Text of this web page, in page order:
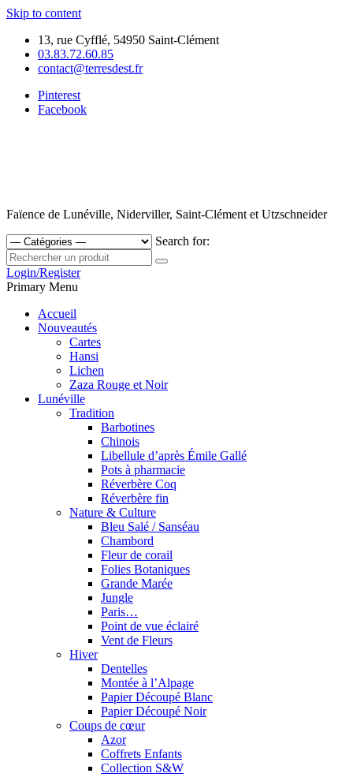
Skip to content
13, rue Cyfflé, 54950 Saint-Clément
03.83.72.60.85
contact@terresdest.fr
Pinterest
Facebook
Faïence de Lunéville, Niderviller, Saint-Clément et Utzschneider
Search for:
Login/Register
Primary Menu
Accueil
Nouveautés
Cartes
Hansi
Lichen
Zaza Rouge et Noir
Lunéville
Tradition
Barbotines
Chinois
Libellule d’après Émile Gallé
Pots à pharmacie
Réverbère Coq
Réverbère fin
Nature & Culture
Bleu Salé / Sanséau
Chambord
Fleur de corail
Folies Botaniques
Grande Marée
Jungle
Paris…
Point de vue éclairé
Vent de Fleurs
Hiver
Dentelles
Montée à l’Alpage
Papier Découpé Blanc
Papier Découpé Noir
Coups de cœur
Azor
Coffrets Enfants
Collection S&W